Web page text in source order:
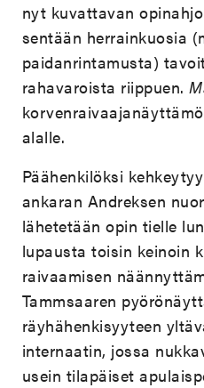
nyt kuvattavan
sentään herrainkuosia
paidanrintamusta)
rahavaroista riippuen.
alalle.
Päähenkilöksi
ankaran Andreksen
lähetetään opin tielle
lupausta toisin keinoin
raivaamisen
Tammsaaren
räyhähenkisyyteen
internaatin, jossa
usein tilapäiset